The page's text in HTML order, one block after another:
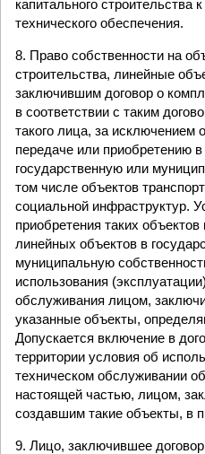
капитального строительства
технического обеспечения.
8. Право собственности на
строительства, линейные
заключившим договор о
в соответствии с таким
такого лица, за исключением
передаче или приобретению
государственную или
том числе объектов
социальной инфраструктур.
приобретения таких объектов
линейных объектов в
муниципальную
использования
обслуживания лицом,
указанные объекты,
Допускается включение в
территории условия об
техническом обслуживании
настоящей частью, лицом,
создавшим такие объекты, в
9. Лицо, заключившее